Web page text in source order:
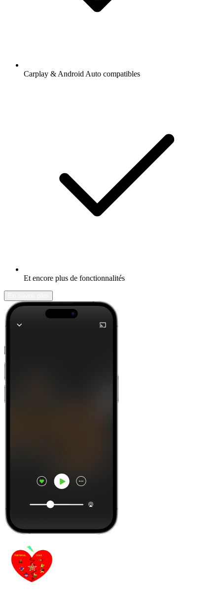
Carplay & Android Auto compatibles
Et encore plus de fonctionnalités